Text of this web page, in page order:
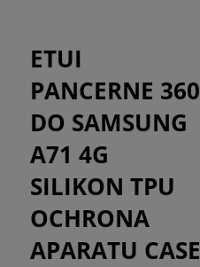
ETUI
PANCERNE 360
DO SAMSUNG
A71 4G
SILIKON TPU
OCHRONA
APARATU CASE